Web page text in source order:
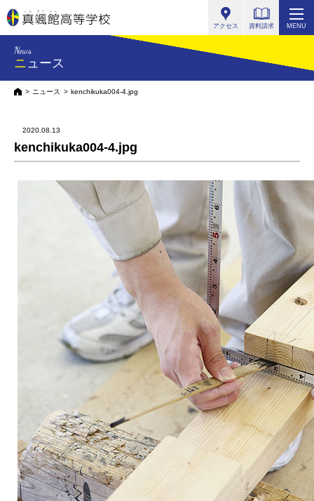
アクセス 資料請求 MENU
News
ニュース
HOMEニュース kenchikuka004-4.jpg
2020.08.13
kenchikuka004-4.jpg